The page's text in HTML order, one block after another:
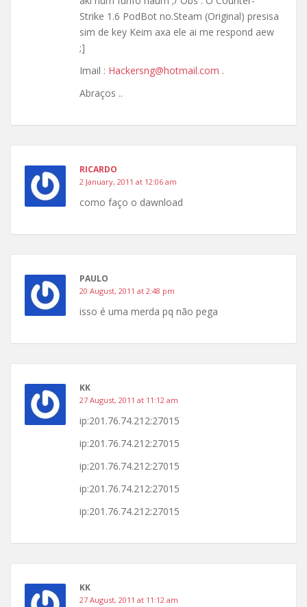
Strike 1.6 PodBot no.Steam (Original) presisa
sim de key Keim axa ele ai me respond aew
;]
Imail : Hackersng@hotmail.com .
Abraços ..
RICARDO
2 January, 2011 at 12:06 am
como faço o dawnload
PAULO
20 August, 2011 at 2:48 pm
isso é uma merda pq não pega
KK
27 August, 2011 at 11:12 am
ip:201.76.74.212:27015
ip:201.76.74.212:27015
ip:201.76.74.212:27015
ip:201.76.74.212:27015
ip:201.76.74.212:27015
KK
27 August, 2011 at 11:12 am